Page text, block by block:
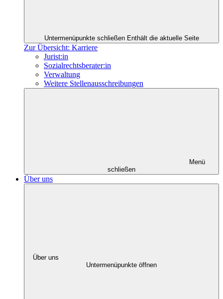
Untermenüpunkte schließen Enthält die aktuelle Seite
Zur Übersicht: Karriere
Jurist:in
Sozialrechtsberater:in
Verwaltung
Weitere Stellenausschreibungen
Menü
schließen
Über uns
Über uns
Untermenüpunkte öffnen